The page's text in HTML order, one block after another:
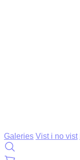
Galeries Vist i no vist